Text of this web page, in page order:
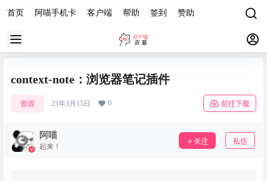
首页 阿喵手机卡 客户端 帮助 签到 赞助
context-note：浏览器笔记插件
资源 23年3月15日 0 前往下载
阿喵
起来！
关注 私信